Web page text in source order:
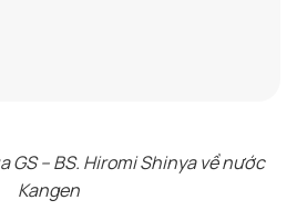
GS – BS. Hiromi Shinya về nước
Kangen